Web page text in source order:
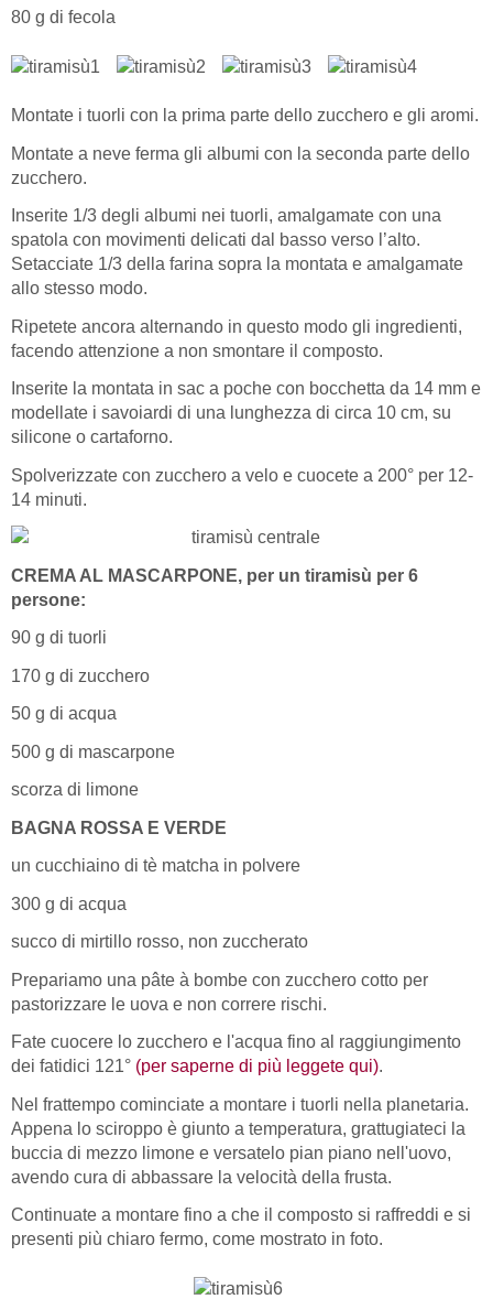
80 g di fecola
Montate i tuorli con la prima parte dello zucchero e gli aromi.
Montate a neve ferma gli albumi con la seconda parte dello
zucchero.
Inserite 1/3 degli albumi nei tuorli, amalgamate con una
spatola con movimenti delicati dal basso verso l’alto.
Setacciate 1/3 della farina sopra la montata e amalgamate
allo stesso modo.
Ripetete ancora alternando in questo modo gli ingredienti,
facendo attenzione a non smontare il composto.
Inserite la montata in sac a poche con bocchetta da 14 mm e
modellate i savoiardi di una lunghezza di circa 10 cm, su
silicone o cartaforno.
Spolverizzate con zucchero a velo e cuocete a 200° per 12-
14 minuti.
CREMA AL MASCARPONE, per un tiramisù per 6
persone:
90 g di tuorli
170 g di zucchero
50 g di acqua
500 g di mascarpone
scorza di limone
BAGNA ROSSA E VERDE
un cucchiaino di tè matcha in polvere
300 g di acqua
succo di mirtillo rosso, non zuccherato
Prepariamo una pâte à bombe con zucchero cotto per
pastorizzare le uova e non correre rischi.
Fate cuocere lo zucchero e l'acqua fino al raggiungimento
dei fatidici 121° (per saperne di più leggete qui).
Nel frattempo cominciate a montare i tuorli nella planetaria.
Appena lo sciroppo è giunto a temperatura, grattugiateci la
buccia di mezzo limone e versatelo pian piano nell'uovo,
avendo cura di abbassare la velocità della frusta.
Continuate a montare fino a che il composto si raffreddi e si
presenti più chiaro fermo, come mostrato in foto.